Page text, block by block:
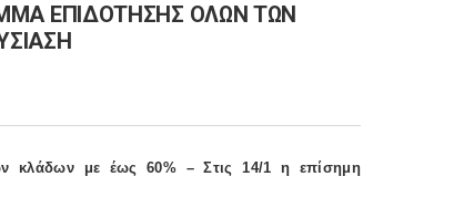
ΕΠΙΔΟΤΗΣΗΣ ΟΛΩΝ ΤΩΝ
κλάδων με έως 60% – Στις 14/1 η επίσημη